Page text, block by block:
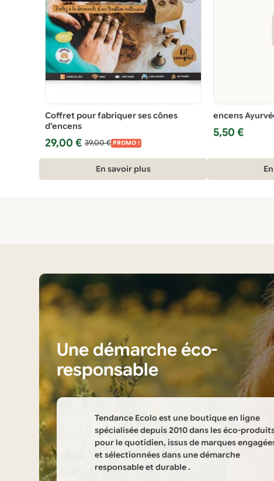
Coffret pour fabriquer ses cônes
d’encens
39,00€
Le
était :
29,00€
Le
est :
PROMO !
En savoir plus
encens
5,50 €
Une démarche éco-
responsable
Tendance Ecolo est une boutique en ligne
spécialisée depuis 2010 dans les éco-
pour le quotidien, issus de marques
et sélectionnées dans une démarche
responsable et durable .